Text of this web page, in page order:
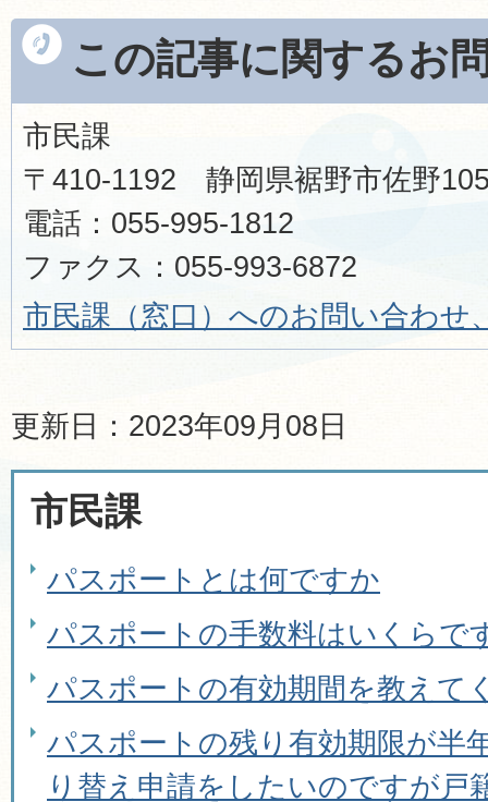
この記事に関するお
市民課
〒410-1192 静岡県裾野市佐野
電話：055-995-1812
ファクス：055-993-6872
市民課（窓口）へのお問い合わせ
更新日：2023年09月08日
市民課
パスポートとは何ですか
パスポートの手数料はいくらで
パスポートの有効期間を教えて
パスポートの残り有効期限が半
り替え申請をしたいのですが戸